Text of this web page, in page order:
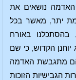
האדמה נושאים את
יתר, מאשר בכל
באורח
הקדוש, כי שם
מתגבשת האדמה
הגבישיות הזוכות